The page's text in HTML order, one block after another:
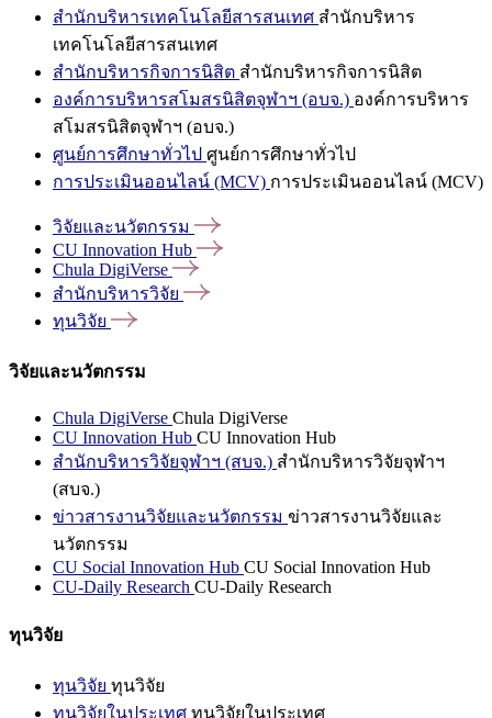
สำนักบริหารเทคโนโลยีสารสนเทศ สำนักบริหาร
เทคโนโลยีสารสนเทศ
สำนักบริหารกิจการนิสิต สำนักบริหารกิจการนิสิต
องค์การบริหารสโมสรนิสิตจุฬาฯ (อบจ.) องค์การบริหาร
สโมสรนิสิตจุฬาฯ (อบจ.)
ศูนย์การศึกษาทั่วไป ศูนย์การศึกษาทั่วไป
การประเมินออนไลน์ (MCV) การประเมินออนไลน์ (MCV)
วิจัยและนวัตกรรม
CU Innovation Hub
Chula DigiVerse
สำนักบริหารวิจัย
ทุนวิจัย
วิจัยและนวัตกรรม
Chula DigiVerse Chula DigiVerse
CU Innovation Hub CU Innovation Hub
สำนักบริหารวิจัยจุฬาฯ (สบจ.) สำนักบริหารวิจัยจุฬาฯ
(สบจ.)
ข่าวสารงานวิจัยและนวัตกรรม ข่าวสารงานวิจัยและ
นวัตกรรม
CU Social Innovation Hub CU Social Innovation Hub
CU-Daily Research CU-Daily Research
ทุนวิจัย
ทุนวิจัย ทุนวิจัย
ทุนวิจัยในประเทศ ทุนวิจัยในประเทศ